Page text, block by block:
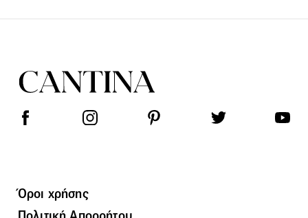
Όροι χρήσης